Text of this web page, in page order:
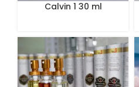
Calvin 1 30 ml